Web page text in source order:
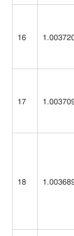
16
17
18